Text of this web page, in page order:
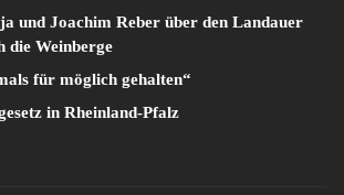
und Joachim Reber über den Landauer
die Weinberge
für möglich gehalten“
in Rheinland-Pfalz